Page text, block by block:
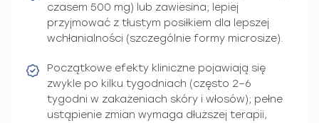
czasem 500 mg) lub zawiesina; lepiej
przyjmować z tłustym posiłkiem dla lepszej
wchłanialności (szczególnie formy microsize).
Początkowe efekty kliniczne pojawiają się
zwykle po kilku tygodniach (często 2–6
tygodni w zakażeniach skóry i włosów); pełne
ustąpienie zmian wymaga dłuższej terapii,